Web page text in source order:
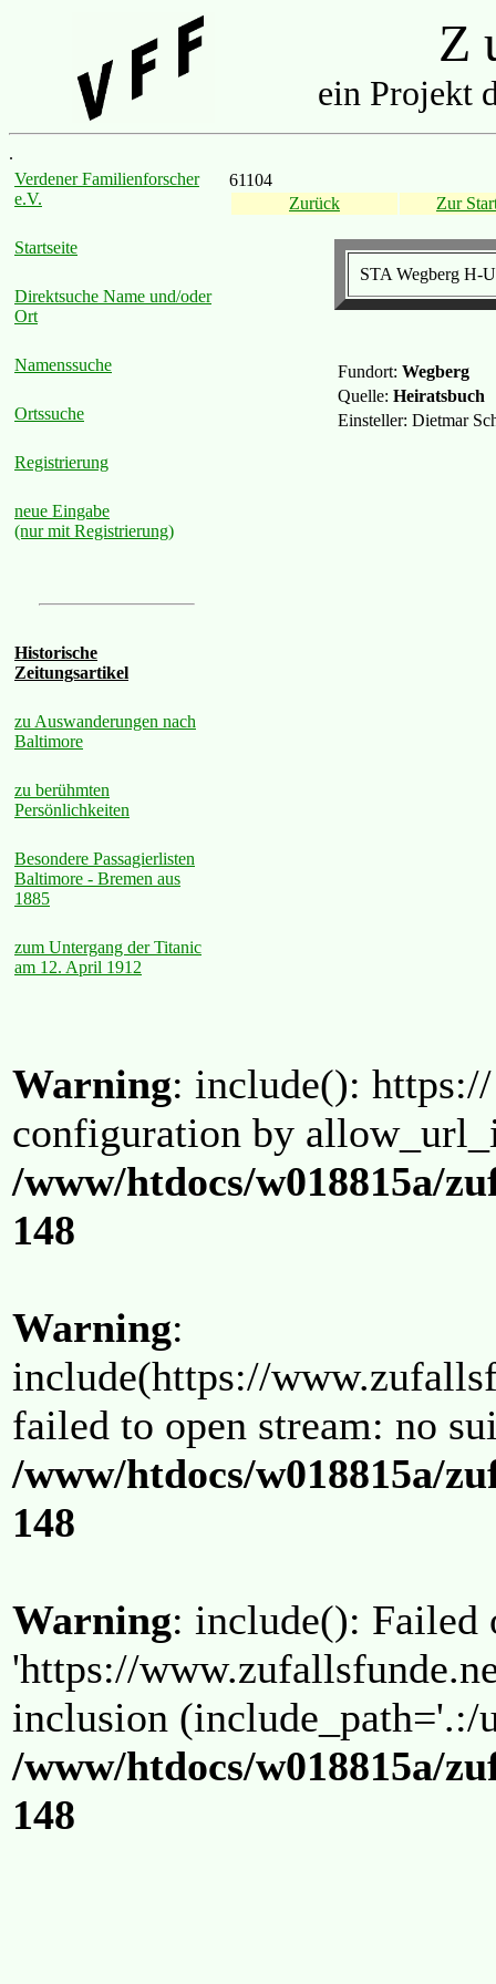
Z
ein Projekt
.
Verdener Familienforscher
e.V.
Startseite
Direktsuche Name und/oder
Ort
Namenssuche
Ortssuche
Registrierung
neue Eingabe
(nur mit Registrierung)
Historische
Zeitungsartikel
zu Auswanderungen nach
Baltimore
zu berühmten
Persönlichkeiten
Besondere Passagierlisten
Baltimore - Bremen aus
1885
zum Untergang der Titanic
am 12. April 1912
61104
Zurück
Zur
STA Wegberg H-
Fundort: Wegberg
Quelle: Heiratsbuch
Einsteller: Dietmar
Warning: include():
configuration by
/www/htdocs/w018815a/
148
Warning:
include(https://
failed to open stream: no
/www/htdocs/w018815a/
148
Warning: include(): Failed
'https://
inclusion (include_path='.:/
/www/htdocs/w018815a/
148